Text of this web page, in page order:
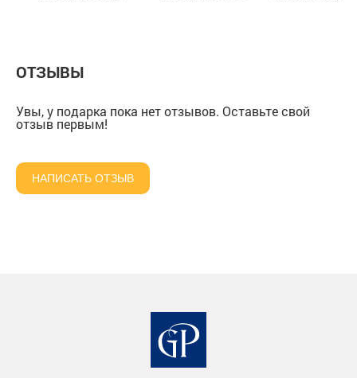
ОТЗЫВЫ
Увы, у подарка пока нет отзывов. Оставьте свой
отзыв первым!
НАПИСАТЬ ОТЗЫВ